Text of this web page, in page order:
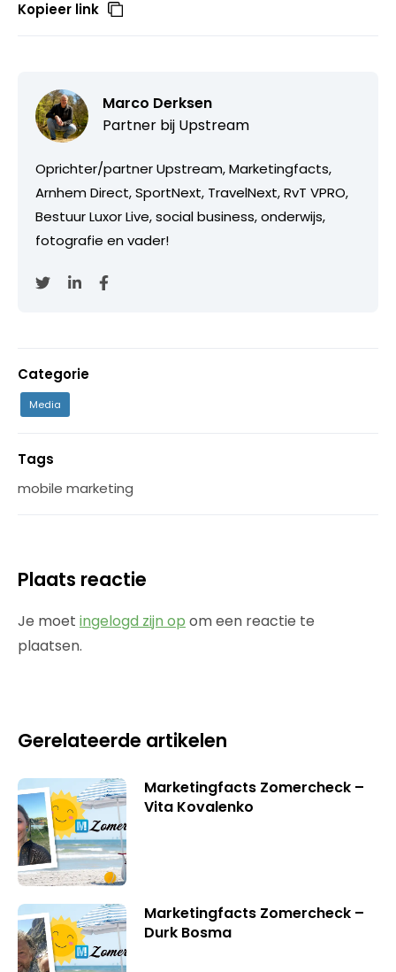
Kopieer link
Marco Derksen
Partner bij Upstream
Oprichter/partner Upstream, Marketingfacts,
Arnhem Direct, SportNext, TravelNext, RvT VPRO,
Bestuur Luxor Live, social business, onderwijs,
fotografie en vader!
Categorie
Media
Tags
mobile marketing
Plaats reactie
Je moet ingelogd zijn op om een reactie te
plaatsen.
Gerelateerde artikelen
Marketingfacts Zomercheck –
Vita Kovalenko
Marketingfacts Zomercheck –
Durk Bosma